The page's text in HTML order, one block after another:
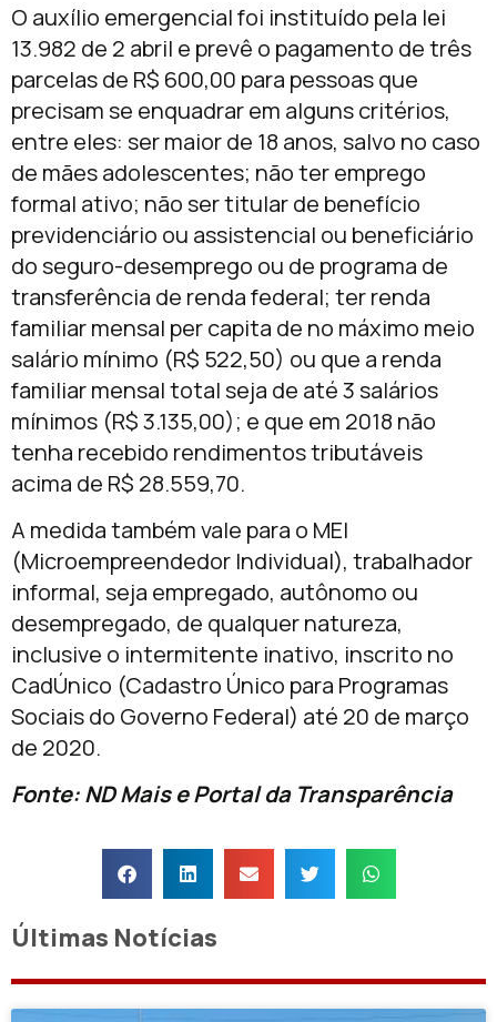
O auxílio emergencial foi instituído pela lei
13.982 de 2 abril e prevê o pagamento de três
parcelas de R$ 600,00 para pessoas que
precisam se enquadrar em alguns critérios,
entre eles: ser maior de 18 anos, salvo no caso
de mães adolescentes; não ter emprego
formal ativo; não ser titular de benefício
previdenciário ou assistencial ou beneficiário
do seguro-desemprego ou de programa de
transferência de renda federal; ter renda
familiar mensal per capita de no máximo meio
salário mínimo (R$ 522,50) ou que a renda
familiar mensal total seja de até 3 salários
mínimos (R$ 3.135,00); e que em 2018 não
tenha recebido rendimentos tributáveis
acima de R$ 28.559,70.
A medida também vale para o MEI
(Microempreendedor Individual), trabalhador
informal, seja empregado, autônomo ou
desempregado, de qualquer natureza,
inclusive o intermitente inativo, inscrito no
CadÚnico (Cadastro Único para Programas
Sociais do Governo Federal) até 20 de março
de 2020.
Fonte: ND Mais e Portal da Transparência
Últimas Notícias